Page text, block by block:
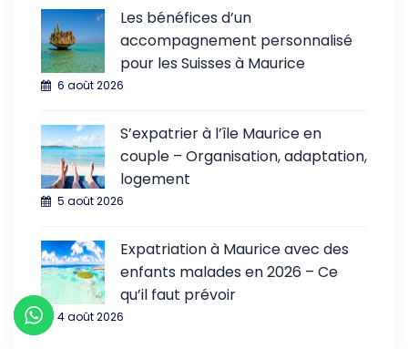
Les bénéfices d’un
accompagnement personnalisé
pour les Suisses à Maurice
6 août 2026
S’expatrier à l’île Maurice en
couple – Organisation, adaptation,
logement
5 août 2026
Expatriation à Maurice avec des
enfants malades en 2026 – Ce
qu’il faut prévoir
4 août 2026